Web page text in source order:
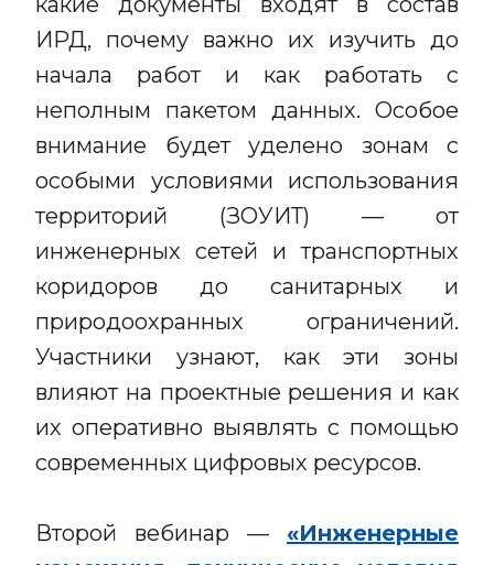
ИРД, почему важно их изучить до
начала работ и как работать с
неполным пакетом данных. Особое
внимание будет уделено зонам с
особыми условиями использования
территорий (ЗОУИТ) — от
инженерных сетей и транспортных
коридоров до санитарных и
природоохранных ограничений.
Участники узнают, как эти зоны
влияют на проектные решения и как
их оперативно выявлять с помощью
современных цифровых ресурсов.
Второй вебинар — «Инженерные